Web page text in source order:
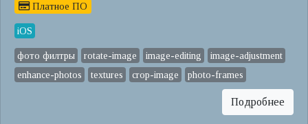
Платное ПО
iOS
фото филтры rotate-image image-editing
image-adjustment
enhance-photos
textures crop-image photo-frames
Подробнее